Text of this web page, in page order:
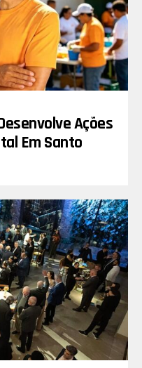
Ações
Em Santo